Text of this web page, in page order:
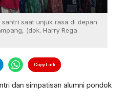
saat unjuk rasa di depan
(dok. Harry Rega
Copy Link
dan simpatisan alumni pondok